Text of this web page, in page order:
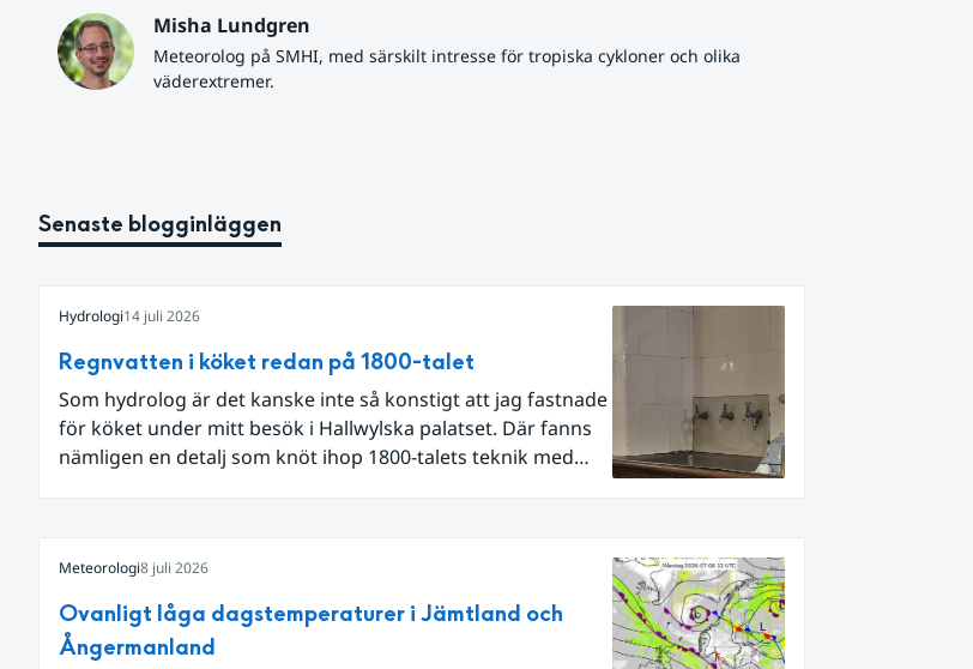
Misha Lundgren
Meteorolog på SMHI, med särskilt intresse för tropiska cykloner och olika
väderextremer.
Senaste blogginläggen
Hydrologi14 juli 2026
Regnvatten i köket redan på 1800-talet
Som hydrolog är det kanske inte så konstigt att jag fastnade
för köket under mitt besök i Hallwylska palatset. Där fanns
nämligen en detalj som knöt ihop 1800-talets teknik med
Meteorologi8 juli 2026
Ovanligt låga dagstemperaturer i Jämtland och
Ångermanland